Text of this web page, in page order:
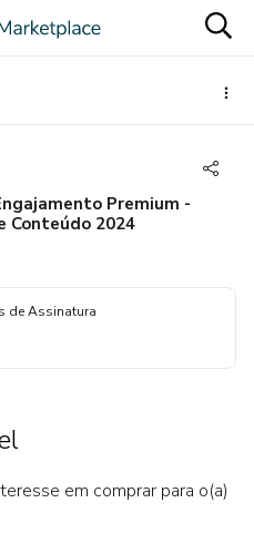
Premium -
Conteúdo 2024
de Assinatura
em comprar para o(a)